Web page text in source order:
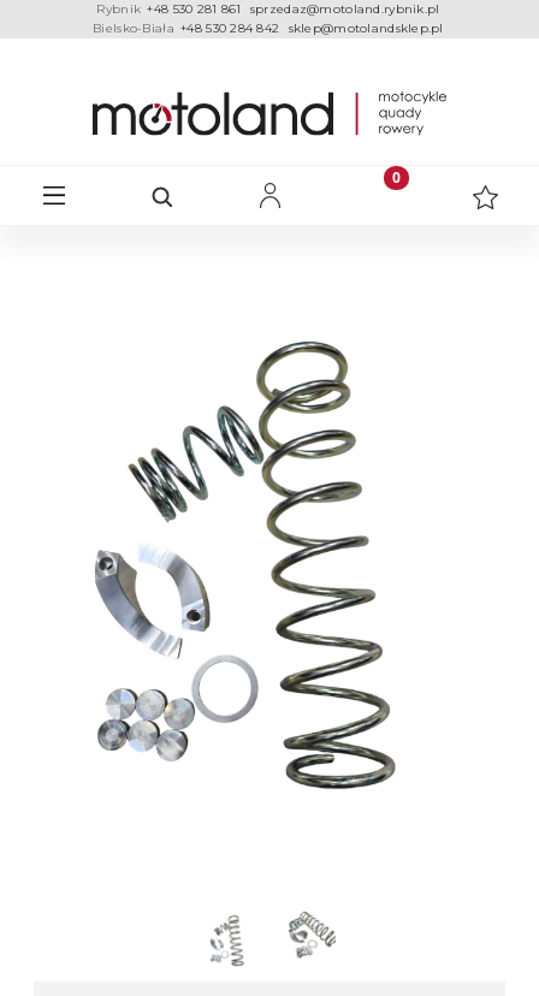
Rybnik +48 530 281 861
sprzedaz@motoland.rybnik.pl
Bielsko-Biała +48 530 284 842 sklep@motolandsklep.pl